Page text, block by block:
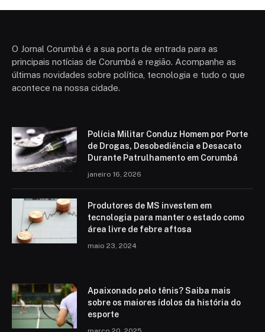
O Jornal Corumbá é a sua porta de entrada para as
principais notícias de Corumbá e região. Acompanhe as
últimas novidades sobre política, tecnologia e tudo o que
acontece na nossa cidade.
Polícia Militar Conduz Homem por Porte
de Drogas, Desobediência e Desacato
Durante Patrulhamento em Corumbá
janeiro 16, 2026
Produtores de MS investem em
tecnologia para manter o estado como
área livre de febre aftosa
maio 23, 2024
Apaixonado pelo tênis? Saiba mais
sobre os maiores ídolos da história do
esporte